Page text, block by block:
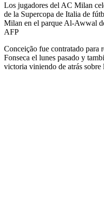
Los jugadores del AC Milan
de la Supercopa de Italia de
Milan en el parque Al-Awwal
AFP
Conceição fue contratado para
Fonseca el lunes pasado y
victoria viniendo de atrás sobre